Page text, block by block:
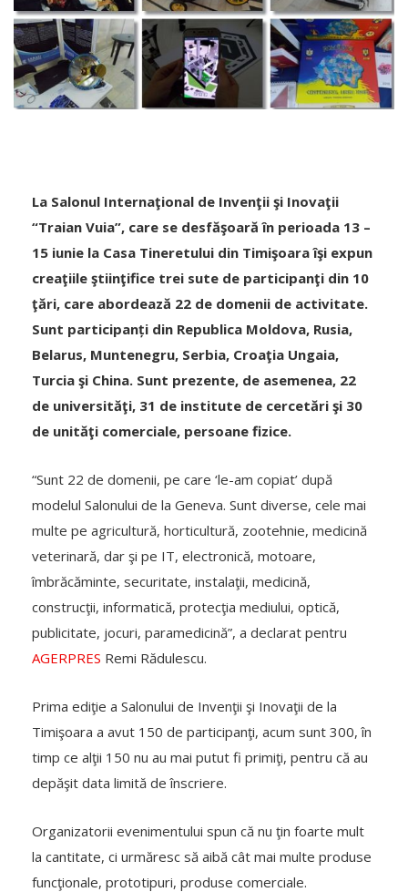
La Salonul Internaţional de Invenţii şi Inovaţii
“Traian Vuia”, care se desfăşoară în perioada 13 –
15 iunie la Casa Tineretului din Timişoara îşi expun
creaţiile ştiinţifice trei sute de participanţi din 10
ţări, care abordează 22 de domenii de activitate.
Sunt participanți din Republica Moldova, Rusia,
Belarus, Muntenegru, Serbia, Croaţia Ungaia,
Turcia şi China. Sunt prezente, de asemenea, 22
de universităţi, 31 de institute de cercetări şi 30
de unităţi comerciale, persoane fizice.
“Sunt 22 de domenii, pe care ‘le-am copiat’ după
modelul Salonului de la Geneva. Sunt diverse, cele mai
multe pe agricultură, horticultură, zootehnie, medicină
veterinară, dar şi pe IT, electronică, motoare,
îmbrăcăminte, securitate, instalaţii, medicină,
construcţii, informatică, protecţia mediului, optică,
publicitate, jocuri, paramedicină”, a declarat pentru
AGERPRES Remi Rădulescu.
Prima ediţie a Salonului de Invenţii şi Inovaţii de la
Timişoara a avut 150 de participanţi, acum sunt 300, în
timp ce alţii 150 nu au mai putut fi primiţi, pentru că au
depăşit data limită de înscriere.
Organizatorii evenimentului spun că nu ţin foarte mult
la cantitate, ci urmăresc să aibă cât mai multe produse
funcţionale, prototipuri, produse comerciale.